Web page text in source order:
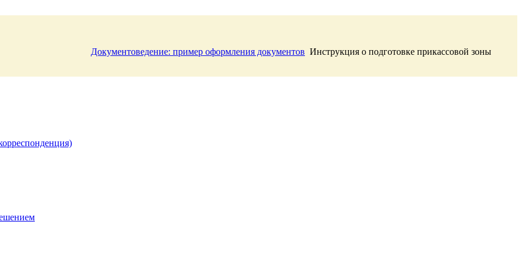
Документоведение: пример оформления документов Инструкция о подготовке прикассовой зоны